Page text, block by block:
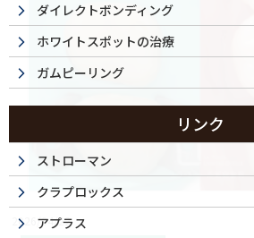
2026/04/22
ダイレクトボンディング
ホワイトスポットの治療
ガムピーリング
リンク
ストローマン
クラプロックス
アプラス